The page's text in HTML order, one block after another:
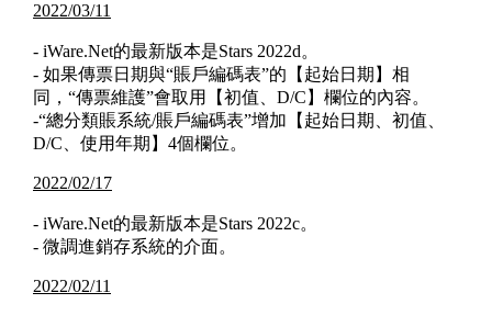
2022/03/11
- iWare.Net的最新版本是Stars 2022d。
- 如果傳票日期與“賬戶編碼表”的【起始日期】相
同，“傳票維護”會取用【初值、D/C】欄位的內容。
-“總分類賬系統/賬戶編碼表”增加【起始日期、初值、
D/C、使用年期】4個欄位。
2022/02/17
- iWare.Net的最新版本是Stars 2022c。
- 微調進銷存系統的介面。
2022/02/11